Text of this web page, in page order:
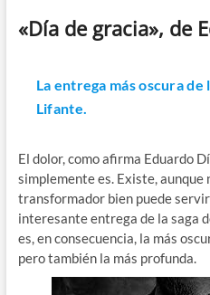
«Día de gracia», de
La entrega más oscura
Lifante.
El dolor, como afirma Eduardo
simplemente es. Existe, aunque
transformador bien puede
interesante entrega de la saga
es, en consecuencia, la más
pero también la más profunda.